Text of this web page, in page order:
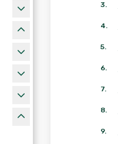
3.
4.
5.
6.
7.
8.
9.